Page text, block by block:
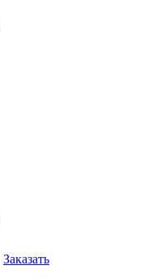
Заказать